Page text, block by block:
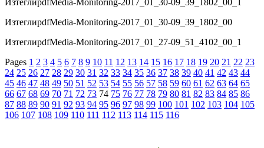
ИзтеглиpdfMedia-Monitoring-2017_01_30-09_39_1802_00
ИзтеглиpdfMedia-Monitoring-2017_01_27-09_51_4102_00_1
Pages 1 2 3 4 5 6 7 8 9 10 11 12 13 14 15 16 17 18 19 20 21 22 23
24 25 26 27 28 29 30 31 32 33 34 35 36 37 38 39 40 41 42 43 44
45 46 47 48 49 50 51 52 53 54 55 56 57 58 59 60 61 62 63 64 65
66 67 68 69 70 71 72 73 74 75 76 77 78 79 80 81 82 83 84 85 86
87 88 89 90 91 92 93 94 95 96 97 98 99 100 101 102 103 104 105
106 107 108 109 110 111 112 113 114 115 116